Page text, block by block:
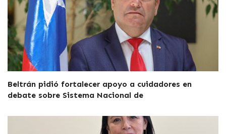
Beltrán pidió fortalecer apoyo a cuidadores en
debate sobre Sistema Nacional de